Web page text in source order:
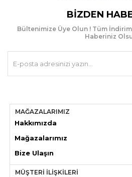
BIZDEN
Bültenimize Üye Olun ! Tüm
Haberiniz
MAĞAZALARIMIZ
Hakkımızda
Mağazalarımız
Bize Ulaşın
MÜŞTERİ İLİŞKİLERİ